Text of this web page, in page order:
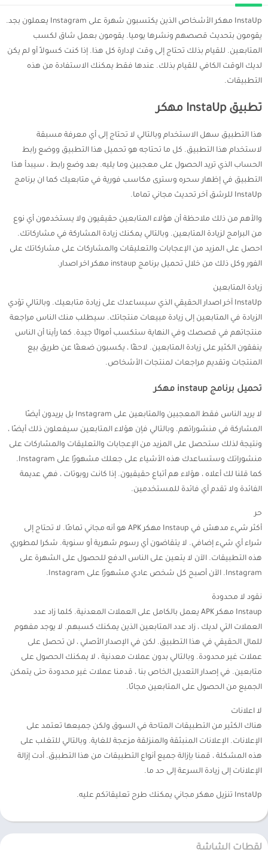
InstaUp مهكر الأشخاص الذين يكتسبون شهرة على Instagram يعملون بجد.
يقومون بتحديث قصصهم ونشرها يوميا. يقومون بعمل شاق لكسب
المتابعين. للقيام بذلك تحتاج إلى وقت لإدارة كل هذا. إذا كنت كسولاً أو لم يكن
لديك الوقت الكافي للقيام بذلك. عندها فقط يمكنك الاستفادة من هذه
التطبيقات.
تطبيق InstaUp مهكر
هذا التطبيق سهل الاستخدام وبالتالي لا تحتاج إلى أي معرفة مسبقة
لاستخدام هذا التطبيق. كل ما تحتاجه هو تحميل هذا التطبيق ووضع رابط
الحساب الذي تريد الحصول على معجبين وما يليه. بعد وضع رابط ، سيبدأ هذا
التطبيق في إظهار سحره وسترى مكاسب فورية في متابعيك كما ان برنامج
InstaUp للرشق آخر تحديث مجاني تماما.
والأهم من ذلك ملاحظة أن هؤلاء المتابعين حقيقيون ولا يستخدمون أي نوع
من البرامج لزيادة المتابعين. وبالتالي يمكنك زيادة المشاركة في مشاركاتك.
احصل على المزيد من الإعجابات والتعليقات والمشاركات على مشاركاتك على
الفور وكل ذلك من خلال تحميل برنامج instaup مهكر اخر اصدار.
زيادة المتابعين
InstaUp آخر اصدار الحقيقي الذي سيساعدك على زيادة متابعيك. وبالتالي تؤدي
الزيادة في المتابعين إلى زيادة مبيعات منتجاتك. سيطلب منك الناس مراجعة
منتجاتهم في قصصك وفي النهاية ستكسب أموالًا جيدة. كما رأينا أن الناس
ينفقون الكثير على زيادة المتابعين. لاحقًا ، يكسبون ضعفًا عن طريق بيع
المنتجات وتقديم مراجعات لمنتجات الأشخاص.
تحميل برنامج instaup مهكر
لا يريد الناس فقط المعجبين والمتابعين على Instagram بل يريدون أيضًا
المشاركة في منشوراتهم. وبالتالي فإن هؤلاء المتابعين سيفعلون ذلك أيضًا ،
ونتيجة لذلك ستحصل على المزيد من الإعجابات والتعليقات والمشاركات على
منشوراتك وستساعدك هذه الأشياء على جعلك مشهورًا على Instagram.
كما قلنا لك أعلاه ، هؤلاء هم أتباع حقيقيون. إذا كانت روبوتات ، فهي عديمة
الفائدة ولا تقدم أي فائدة للمستخدمين.
حر
أكثر شيء مدهش في Instaup مهكر APK هو أنه مجاني تمامًا. لا تحتاج إلى
شراء أي شيء إضافي. لا يتقاضون أي رسوم شهرية أو سنوية. شكرا لمطوري
هذه التطبيقات. الآن لا يتعين على الناس الدفع للحصول على الشهرة على
Instagram. الآن أصبح كل شخص عادي مشهورًا على Instagram.
نقود لا محدودة
Instaup مهكر APK يعمل بالكامل على العملات المعدنية. كلما زاد عدد
العملات التي لديك ، زاد عدد المتابعين الذين يمكنك كسبهم. لا يوجد مفهوم
للمال الحقيقي في هذا التطبيق. لكن في الإصدار الأصلي ، لن تحصل على
عملات غير محدودة. وبالتالي بدون عملات معدنية ، لا يمكنك الحصول على
متابعين. في إصدار التعديل الخاص بنا ، قدمنا ​​عملات غير محدودة حتى يتمكن
الجميع من الحصول على المتابعين مجانًا.
لا اعلانات
هناك الكثير من التطبيقات المتاحة في السوق ولكن جميعها تعتمد على
الإعلانات. الإعلانات المنبثقة والمنزلقة مزعجة للغاية. وبالتالي للتغلب على
هذه المشكلة ، قمنا بإزالة جميع أنواع التطبيقات من هذا التطبيق. أدت إزالة
الإعلانات إلى زيادة السرعة إلى حد ما.
InstaUp تنزيل مهكر مجاني يمكنك طرح تعليقاتكم عليه.
لقطات الشاشة